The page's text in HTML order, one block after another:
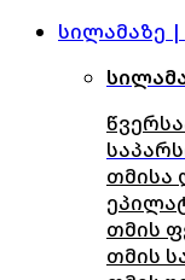
სილამაზე
თმისა
თმის
თმის